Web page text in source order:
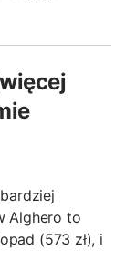
Alghero to
(573 zł), i